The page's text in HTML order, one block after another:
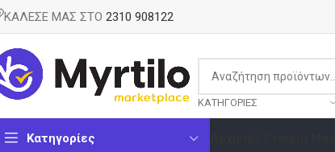
ΚΑΛΕΣΕ ΜΑΣ ΣΤΟ 2310 908122
ΚΑΤΗΓΟΡΊΕΣ
Κατηγορίες